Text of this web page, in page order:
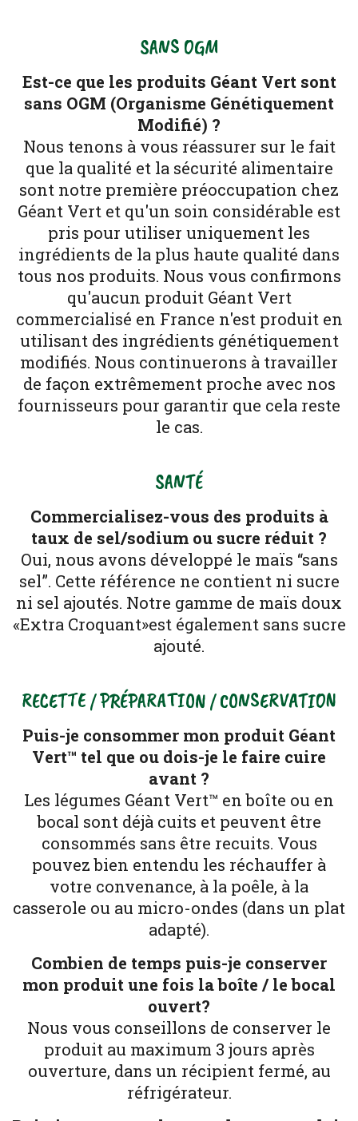
SANS OGM
Est-ce que les produits Géant Vert sont
sans OGM (Organisme Génétiquement
Modifié) ?
Nous tenons à vous réassurer sur le fait
que la qualité et la sécurité alimentaire
sont notre première préoccupation chez
Géant Vert et qu'un soin considérable est
pris pour utiliser uniquement les
ingrédients de la plus haute qualité dans
tous nos produits. Nous vous confirmons
qu'aucun produit Géant Vert
commercialisé en France n'est produit en
utilisant des ingrédients génétiquement
modifiés. Nous continuerons à travailler
de façon extrêmement proche avec nos
fournisseurs pour garantir que cela reste
le cas.
SANTÉ
Commercialisez-vous des produits à
taux de sel/sodium ou sucre réduit ?
Oui, nous avons développé le maïs “sans
sel”. Cette référence ne contient ni sucre
ni sel ajoutés. Notre gamme de maïs doux
«Extra Croquant»est également sans sucre
ajouté.
RECETTE / PRÉPARATION / CONSERVATION
Puis-je consommer mon produit Géant
Vert™ tel que ou dois-je le faire cuire
avant ?
Les légumes Géant Vert™ en boîte ou en
bocal sont déjà cuits et peuvent être
consommés sans être recuits. Vous
pouvez bien entendu les réchauffer à
votre convenance, à la poêle, à la
casserole ou au micro-ondes (dans un plat
adapté).
Combien de temps puis-je conserver
mon produit une fois la boîte / le bocal
ouvert?
Nous vous conseillons de conserver le
produit au maximum 3 jours après
ouverture, dans un récipient fermé, au
réfrigérateur.